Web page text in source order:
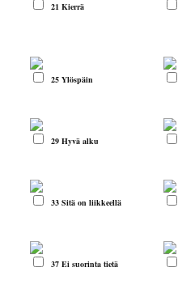
21 Kierrä
25 Ylöspäin
29 Hyvä alku
33 Sitä on liikkeellä
37 Ei suorinta tietä